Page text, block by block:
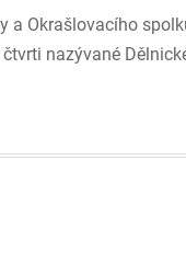
a Okrašlovacího
nazývané